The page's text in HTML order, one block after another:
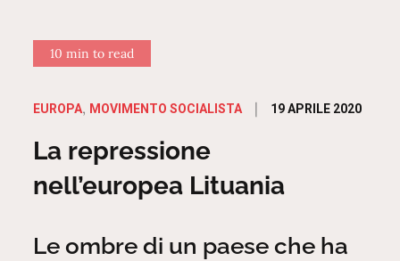
10 min to read
EUROPA MOVIMENTO SOCIALISTA
Posted
19 APRILE 2020
La repressione
nell’europea Lituania
Le ombre di un paese che ha